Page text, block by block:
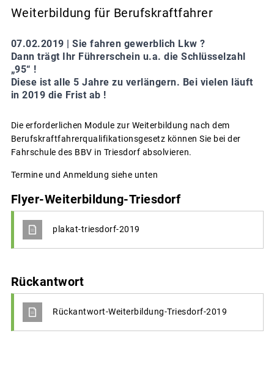
Weiterbildung für Berufskraftfahrer
07.02.2019 | Sie fahren gewerblich Lkw ?
Dann trägt Ihr Führerschein u.a. die Schlüsselzahl
„95“ !
Diese ist alle 5 Jahre zu verlängern. Bei vielen läuft
in 2019 die Frist ab !
Die erforderlichen Module zur Weiterbildung nach dem
Berufskraftfahrerqualifikationsgesetz können Sie bei der
Fahrschule des BBV in Triesdorf absolvieren.
Termine und Anmeldung siehe unten
Flyer-Weiterbildung-Triesdorf
plakat-triesdorf-2019
Rückantwort
Rückantwort-Weiterbildung-Triesdorf-2019